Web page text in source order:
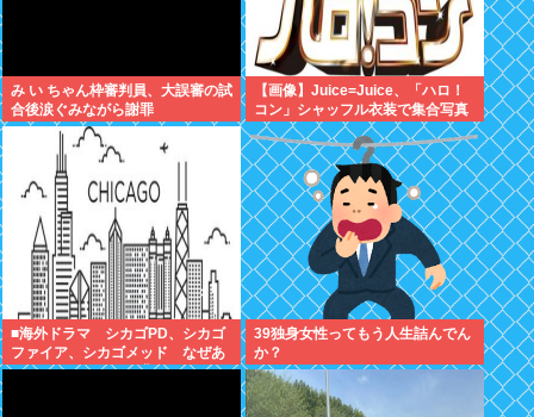
み い ちゃん枠審判員、大誤審の試
合後涙ぐみながら謝罪
【画像】Juice=Juice、「ハロ！
コン」シャッフル衣装で集合写真
■海外ドラマ シカゴPD、シカゴ
ファイア、シカゴメッド なぜあ
の人は、あそこまで背負うのか
39独身女性ってもう人生詰んでん
か？